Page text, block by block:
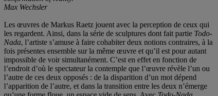
Max Wechsler
Les œuvres de Markus Raetz jouent avec la perception de ceux qui
les regardent. Ainsi, dans la série de sculptures dont fait partie Todo-
Nada, l’artiste s’amuse à faire cohabiter deux notions contraires, à la
fois présentes ensemble sur la même œuvre et qu’il est pour autant
impossible de voir simultanément. C’est en effet en fonction de
l’endroit d’où le spectateur la contemple que l’œuvre révèle l’un ou
l’autre de ces deux opposés : de la disparition d’un mot dépend
l’apparition de l’autre, et dans la transition entre les deux n’émerge